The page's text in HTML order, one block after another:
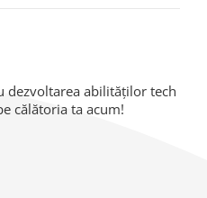
dezvoltarea abilităților tech
călătoria ta acum!